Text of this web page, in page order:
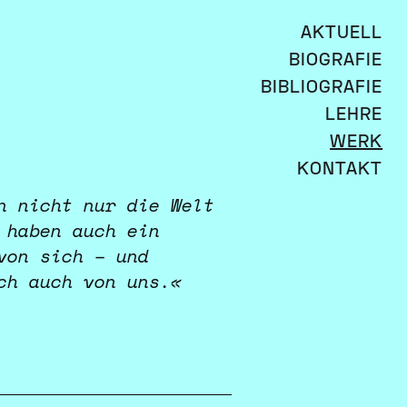
AKTUELL
BIOGRAFIE
BIBLIOGRAFIE
LEHRE
WERK
KONTAKT
nicht nur die Welt
auch ein
sich – und
auch von uns.«